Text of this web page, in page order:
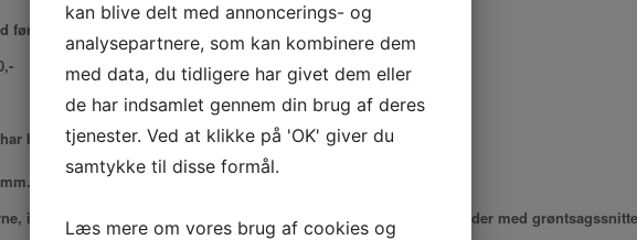
før)
borde/stole til 200 personer
industri opvaskemaskine, 2x10 l. Kaffemaskine, rørmaskine, blender med
kan blive delt med annoncerings- og
analysepartnere, som kan kombinere dem
med data, du tidligere har givet dem eller
de har indsamlet gennem din brug af deres
tjenester. Ved at klikke på 'OK' giver du
samtykke til disse formål.
Læs mere om vores brug af cookies og